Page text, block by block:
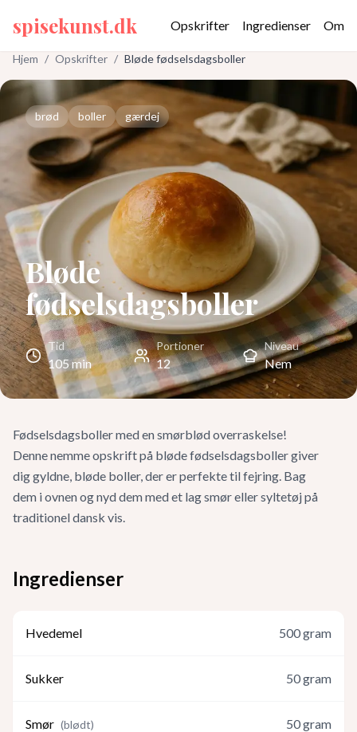
spisekunst.dk Opskrifter Ingredienser Om
Hjem / Opskrifter / Bløde fødselsdagsboller
brød boller gærdej
Bløde
fødselsdagsboller
Tid
105min
Portioner
12
Niveau
Nem
Fødselsdagsboller med en smørblød overraskelse!
Denne nemme opskrift på bløde fødselsdagsboller giver
dig gyldne, bløde boller, der er perfekte til fejring. Bag
dem i ovnen og nyd dem med et lag smør eller syltetøj på
traditionel dansk vis.
Ingredienser
Hvedemel 500gram
Sukker 50gram
Smør (blødt) 50gram